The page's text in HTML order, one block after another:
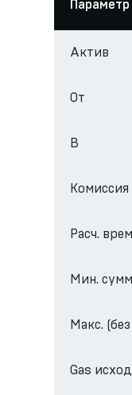
Параметр
Актив
От
В
Комиссия
Расч.
Мин.
Макс. (без
Gas